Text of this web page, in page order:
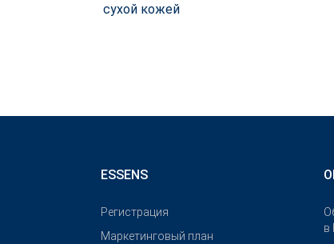
сухой кожей
ESSENS
Pегистрация
Маркетинговый план
в